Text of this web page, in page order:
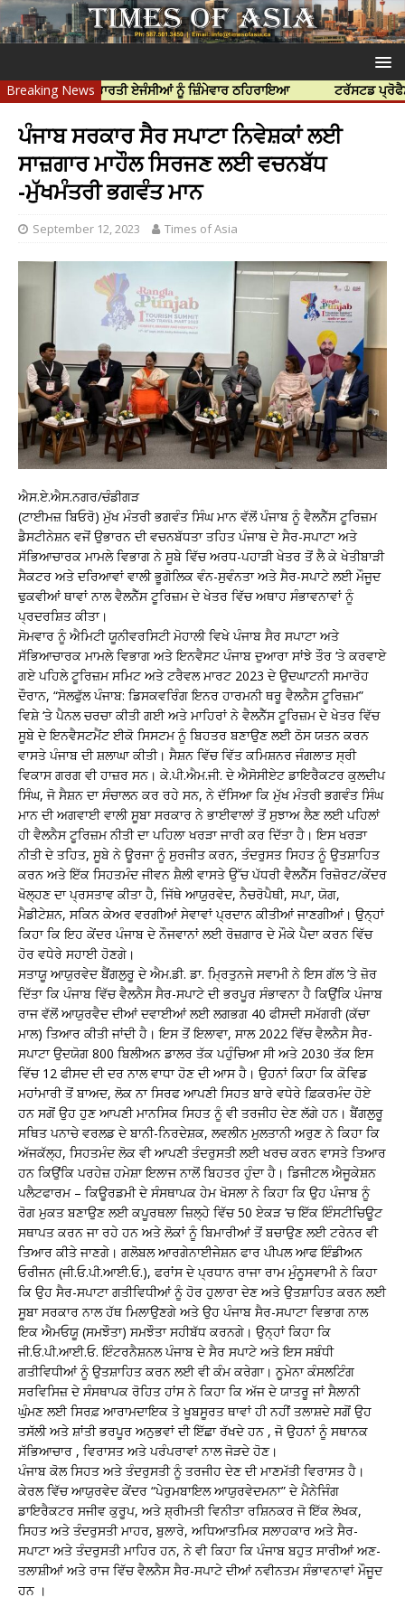
Breaking News
ਲਈ ਭਾਰਤੀ ਏਜੰਸੀਆਂ ਨੂੰ ਜ਼ਿੰਮੇਵਾਰ ਠਹਿਰਾਇਆ ਟਰੱਸਟਡ ਪ੍ਰੋਫੈਸ਼ਨਲ ਸੈਂਟਰ
ਪੰਜਾਬ ਸਰਕਾਰ ਸੈਰ ਸਪਾਟਾ ਨਿਵੇਸ਼ਕਾਂ ਲਈ
ਸਾਜ਼ਗਾਰ ਮਾਹੌਲ ਸਿਰਜਣ ਲਈ ਵਚਨਬੱਧ
-ਮੁੱਖਮੰਤਰੀ ਭਗਵੰਤ ਮਾਨ
September 12, 2023 Times of Asia
ਐਸ.ਏ.ਐਸ.ਨਗਰ/ਚੰਡੀਗੜ
(ਟਾਈਮਜ਼ ਬਿਓਰੋ) ਮੁੱਖ ਮੰਤਰੀ ਭਗਵੰਤ ਸਿੰਘ ਮਾਨ ਵੱਲੋਂ ਪੰਜਾਬ ਨੂੰ ਵੈਲਨੈੱਸ ਟੂਰਿਜ਼ਮ
ਡੈਸਟੀਨੇਸ਼ਨ ਵਜੋਂ ਉਭਾਰਨ ਦੀ ਵਚਨਬੱਧਤਾ ਤਹਿਤ ਪੰਜਾਬ ਦੇ ਸੈਰ-ਸਪਾਟਾ ਅਤੇ
ਸੱਭਿਆਚਾਰਕ ਮਾਮਲੇ ਵਿਭਾਗ ਨੇ ਸੂਬੇ ਵਿੱਚ ਅਰਧ-ਪਹਾੜੀ ਖੇਤਰ ਤੋਂ ਲੈ ਕੇ ਖੇਤੀਬਾੜੀ
ਸੈਕਟਰ ਅਤੇ ਦਰਿਆਵਾਂ ਵਾਲੀ ਭੂਗੋਲਿਕ ਵੰਨ-ਸੁਵੰਨਤਾ ਅਤੇ ਸੈਰ-ਸਪਾਟੇ ਲਈ ਮੌਜੂਦ
ਢੁਕਵੀਆਂ ਥਾਵਾਂ ਨਾਲ ਵੈਲਨੈੱਸ ਟੂਰਿਜ਼ਮ ਦੇ ਖੇਤਰ ਵਿੱਚ ਅਥਾਹ ਸੰਭਾਵਨਾਵਾਂ ਨੂੰ
ਪ੍ਰਦਰਸ਼ਿਤ ਕੀਤਾ।
ਸੋਮਵਾਰ ਨੂੰ ਐਮਿਟੀ ਯੂਨੀਵਰਸਿਟੀ ਮੋਹਾਲੀ ਵਿਖੇ ਪੰਜਾਬ ਸੈਰ ਸਪਾਟਾ ਅਤੇ
ਸੱਭਿਆਚਾਰਕ ਮਾਮਲੇ ਵਿਭਾਗ ਅਤੇ ਇਨਵੈਸਟ ਪੰਜਾਬ ਦੁਆਰਾ ਸਾਂਝੇ ਤੌਰ ‘ਤੇ ਕਰਵਾਏ
ਗਏ ਪਹਿਲੇ ਟੂਰਿਜ਼ਮ ਸਮਿਟ ਅਤੇ ਟਰੈਵਲ ਮਾਰਟ 2023 ਦੇ ਉਦਘਾਟਨੀ ਸਮਾਰੋਹ
ਦੌਰਾਨ, “ਸੋਲਫੁੱਲ ਪੰਜਾਬ: ਡਿਸਕਵਰਿੰਗ ਇਨਰ ਹਾਰਮਨੀ ਥਰੂ ਵੈਲਨੈਸ ਟੂਰਿਜ਼ਮ”
ਵਿਸ਼ੇ ‘ਤੇ ਪੈਨਲ ਚਰਚਾ ਕੀਤੀ ਗਈ ਅਤੇ ਮਾਹਿਰਾਂ ਨੇ ਵੈਲਨੈੱਸ ਟੂਰਿਜ਼ਮ ਦੇ ਖੇਤਰ ਵਿੱਚ
ਸੂਬੇ ਦੇ ਇਨਵੈਸਟਮੈਂਟ ਈਕੋ ਸਿਸਟਮ ਨੂੰ ਬਿਹਤਰ ਬਣਾਉਣ ਲਈ ਠੋਸ ਯਤਨ ਕਰਨ
ਵਾਸਤੇ ਪੰਜਾਬ ਦੀ ਸ਼ਲਾਘਾ ਕੀਤੀ। ਸੈਸ਼ਨ ਵਿੱਚ ਵਿੱਤ ਕਮਿਸ਼ਨਰ ਜੰਗਲਾਤ ਸ੍ਰੀ
ਵਿਕਾਸ ਗਰਗ ਵੀ ਹਾਜ਼ਰ ਸਨ। ਕੇ.ਪੀ.ਐਮ.ਜੀ. ਦੇ ਐਸੋਸੀਏਟ ਡਾਇਰੈਕਟਰ ਕੁਲਦੀਪ
ਸਿੰਘ, ਜੋ ਸੈਸ਼ਨ ਦਾ ਸੰਚਾਲਨ ਕਰ ਰਹੇ ਸਨ, ਨੇ ਦੱਸਿਆ ਕਿ ਮੁੱਖ ਮੰਤਰੀ ਭਗਵੰਤ ਸਿੰਘ
ਮਾਨ ਦੀ ਅਗਵਾਈ ਵਾਲੀ ਸੂਬਾ ਸਰਕਾਰ ਨੇ ਭਾਈਵਾਲਾਂ ਤੋਂ ਸੁਝਾਅ ਲੈਣ ਲਈ ਪਹਿਲਾਂ
ਹੀ ਵੈਲਨੈਸ ਟੂਰਿਜ਼ਮ ਨੀਤੀ ਦਾ ਪਹਿਲਾ ਖਰੜਾ ਜਾਰੀ ਕਰ ਦਿੱਤਾ ਹੈ। ਇਸ ਖਰੜਾ
ਨੀਤੀ ਦੇ ਤਹਿਤ, ਸੂਬੇ ਨੇ ਊਰਜਾ ਨੂੰ ਸੁਰਜੀਤ ਕਰਨ, ਤੰਦਰੁਸਤ ਸਿਹਤ ਨੂੰ ਉਤਸ਼ਾਹਿਤ
ਕਰਨ ਅਤੇ ਇੱਕ ਸਿਹਤਮੰਦ ਜੀਵਨ ਸ਼ੈਲੀ ਵਾਸਤੇ ਉੱਚ ਪੱਧਰੀ ਵੈਲਨੈੱਸ ਰਿਜ਼ੋਰਟ/ਕੇਂਦਰ
ਖੋਲ੍ਹਣ ਦਾ ਪ੍ਰਸਤਾਵ ਕੀਤਾ ਹੈ, ਜਿੱਥੇ ਆਯੁਰਵੇਦ, ਨੈਚਰੋਪੈਥੀ, ਸਪਾ, ਯੋਗ,
ਮੈਡੀਟੇਸ਼ਨ, ਸਕਿਨ ਕੇਅਰ ਵਰਗੀਆਂ ਸੇਵਾਵਾਂ ਪ੍ਰਦਾਨ ਕੀਤੀਆਂ ਜਾਣਗੀਆਂ। ਉਨ੍ਹਾਂ
ਕਿਹਾ ਕਿ ਇਹ ਕੇਂਦਰ ਪੰਜਾਬ ਦੇ ਨੌਜਵਾਨਾਂ ਲਈ ਰੋਜ਼ਗਾਰ ਦੇ ਮੌਕੇ ਪੈਦਾ ਕਰਨ ਵਿੱਚ
ਹੋਰ ਵਧੇਰੇ ਸਹਾਈ ਹੋਣਗੇ।
ਸਤਾਯੂ ਆਯੁਰਵੇਦ ਬੈਂਗਲੁਰੂ ਦੇ ਐਮ.ਡੀ. ਡਾ. ਮ੍ਰਿਤੁਨਜੇ ਸਵਾਮੀ ਨੇ ਇਸ ਗੱਲ ’ਤੇ ਜ਼ੋਰ
ਦਿੱਤਾ ਕਿ ਪੰਜਾਬ ਵਿੱਚ ਵੈਲਨੈਸ ਸੈਰ-ਸਪਾਟੇ ਦੀ ਭਰਪੂਰ ਸੰਭਾਵਨਾ ਹੈ ਕਿਉਂਕਿ ਪੰਜਾਬ
ਰਾਜ ਵੱਲੋਂ ਆਯੁਰਵੈਦ ਦੀਆਂ ਦਵਾਈਆਂ ਲਈ ਲਗਭਗ 40 ਫੀਸਦੀ ਸਮੱਗਰੀ (ਕੱਚਾ
ਮਾਲ) ਤਿਆਰ ਕੀਤੀ ਜਾਂਦੀ ਹੈ। ਇਸ ਤੋਂ ਇਲਾਵਾ, ਸਾਲ 2022 ਵਿੱਚ ਵੈਲਨੈਸ ਸੈਰ-
ਸਪਾਟਾ ਉਦਯੋਗ 800 ਬਿਲੀਅਨ ਡਾਲਰ ਤੱਕ ਪਹੁੰਚਿਆ ਸੀ ਅਤੇ 2030 ਤੱਕ ਇਸ
ਵਿੱਚ 12 ਫੀਸਦ ਦੀ ਦਰ ਨਾਲ ਵਾਧਾ ਹੋਣ ਦੀ ਆਸ ਹੈ। ਉਹਨਾਂ ਕਿਹਾ ਕਿ ਕੋਵਿਡ
ਮਹਾਂਮਾਰੀ ਤੋਂ ਬਾਅਦ, ਲੋਕ ਨਾ ਸਿਰਫ ਆਪਣੀ ਸਿਹਤ ਬਾਰੇ ਵਧੇਰੇ ਫ਼ਿਕਰਮੰਦ ਹੋਏ
ਹਨ ਸਗੋਂ ਉਹ ਹੁਣ ਆਪਣੀ ਮਾਨਸਿਕ ਸਿਹਤ ਨੂੰ ਵੀ ਤਰਜੀਹ ਦੇਣ ਲੱਗੇ ਹਨ। ਬੈਂਗਲੁਰੂ
ਸਥਿਤ ਪਨਾਚੇ ਵਰਲਡ ਦੇ ਬਾਨੀ-ਨਿਰਦੇਸ਼ਕ, ਲਵਲੀਨ ਮੁਲਤਾਨੀ ਅਰੁਣ ਨੇ ਕਿਹਾ ਕਿ
ਅੱਜਕੱਲ੍ਹ, ਸਿਹਤਮੰਦ ਲੋਕ ਵੀ ਆਪਣੀ ਤੰਦਰੁਸਤੀ ਲਈ ਖਰਚ ਕਰਨ ਵਾਸਤੇ ਤਿਆਰ
ਹਨ ਕਿਉਂਕਿ ਪਰਹੇਜ਼ ਹਮੇਸ਼ਾ ਇਲਾਜ ਨਾਲੋਂ ਬਿਹਤਰ ਹੁੰਦਾ ਹੈ। ਡਿਜੀਟਲ ਐਜੂਕੇਸ਼ਨ
ਪਲੈਟਫਾਰਮ – ਕਿਊਰਡਮੀ ਦੇ ਸੰਸਥਾਪਕ ਹੇਮ ਖੋਸਲਾ ਨੇ ਕਿਹਾ ਕਿ ਉਹ ਪੰਜਾਬ ਨੂੰ
ਰੋਗ ਮੁਕਤ ਬਣਾਉਣ ਲਈ ਕਪੂਰਥਲਾ ਜ਼ਿਲ੍ਹੇ ਵਿੱਚ 50 ਏਕੜ ’ਚ ਇੱਕ ਇੰਸਟੀਚਿਊਟ
ਸਥਾਪਤ ਕਰਨ ਜਾ ਰਹੇ ਹਨ ਅਤੇ ਲੋਕਾਂ ਨੂੰ ਬਿਮਾਰੀਆਂ ਤੋਂ ਬਚਾਉਣ ਲਈ ਟਰੇਨਰ ਵੀ
ਤਿਆਰ ਕੀਤੇ ਜਾਣਗੇ। ਗਲੋਬਲ ਆਰਗੇਨਾਈਜੇਸ਼ਨ ਫਾਰ ਪੀਪਲ ਆਫ ਇੰਡੀਅਨ
ਓਰੀਜਨ (ਜੀ.ਓ.ਪੀ.ਆਈ.ਓ.), ਫਰਾਂਸ ਦੇ ਪ੍ਰਧਾਨ ਰਾਜਾ ਰਾਮ ਮੁੰਨੂਸਵਾਮੀ ਨੇ ਕਿਹਾ
ਕਿ ਉਹ ਸੈਰ-ਸਪਾਟਾ ਗਤੀਵਿਧੀਆਂ ਨੂੰ ਹੋਰ ਹੁਲਾਰਾ ਦੇਣ ਅਤੇ ਉਤਸ਼ਾਹਿਤ ਕਰਨ ਲਈ
ਸੂਬਾ ਸਰਕਾਰ ਨਾਲ ਹੱਥ ਮਿਲਾਉਣਗੇ ਅਤੇ ਉਹ ਪੰਜਾਬ ਸੈਰ-ਸਪਾਟਾ ਵਿਭਾਗ ਨਾਲ
ਇਕ ਐਮਓਯੂ (ਸਮਝੌਤਾ) ਸਮਝੌਤਾ ਸਹੀਬੱਧ ਕਰਨਗੇ। ਉਨ੍ਹਾਂ ਕਿਹਾ ਕਿ
ਜੀ.ਓ.ਪੀ.ਆਈ.ਓ. ਇੰਟਰਨੈਸ਼ਨਲ ਪੰਜਾਬ ਦੇ ਸੈਰ ਸਪਾਟੇ ਅਤੇ ਇਸ ਸਬੰਧੀ
ਗਤੀਵਿਧੀਆਂ ਨੂੰ ਉਤਸ਼ਾਹਿਤ ਕਰਨ ਲਈ ਵੀ ਕੰਮ ਕਰੇਗਾ। ਨੂਮੇਨਾ ਕੰਸਲਟਿੰਗ
ਸਰਵਿਸਿਜ਼ ਦੇ ਸੰਸਥਾਪਕ ਰੋਹਿਤ ਹਾਂਸ ਨੇ ਕਿਹਾ ਕਿ ਅੱਜ ਦੇ ਯਾਤਰੂ ਜਾਂ ਸੈਲਾਨੀ
ਘੁੰਮਣ ਲਈ ਸਿਰਫ਼ ਆਰਾਮਦਾਇਕ ਤੇ ਖੂਬਸੂਰਤ ਥਾਵਾਂ ਹੀ ਨਹੀਂ ਤਲਾਸ਼ਦੇ ਸਗੋਂ ਉਹ
ਤਸੱਲੀ ਅਤੇ ਸ਼ਾਂਤੀ ਭਰਪੂਰ ਅਨੁਭਵਾਂ ਦੀ ਇੱਛਾ ਰੱਖਦੇ ਹਨ , ਜੋ ਉਹਨਾਂ ਨੂੰ ਸਥਾਨਕ
ਸੱਭਿਆਚਾਰ , ਵਿਰਾਸਤ ਅਤੇ ਪਰੰਪਰਾਵਾਂ ਨਾਲ ਜੋੜਦੇ ਹੋਣ।
ਪੰਜਾਬ ਕੋਲ ਸਿਹਤ ਅਤੇ ਤੰਦਰੁਸਤੀ ਨੂੰ ਤਰਜੀਹ ਦੇਣ ਦੀ ਮਾਣਮੱਤੀ ਵਿਰਾਸਤ ਹੈ।
ਕੇਰਲ ਵਿੱਚ ਆਯੁਰਵੇਦ ਕੇਂਦਰ “ਪੇਰੁਮਬਾਇਲ ਆਯੁਰਵੇਦਮਨਾ” ਦੇ ਮੈਨੇਜਿੰਗ
ਡਾਇਰੈਕਟਰ ਸਜੀਵ ਕੁਰੂਪ, ਅਤੇ ਸ਼੍ਰੀਮਤੀ ਵਿਨੀਤਾ ਰਸ਼ਿਨਕਰ ਜੋ ਇੱਕ ਲੇਖਕ,
ਸਿਹਤ ਅਤੇ ਤੰਦਰੁਸਤੀ ਮਾਹਰ, ਬੁਲਾਰੇ, ਅਧਿਆਤਮਿਕ ਸਲਾਹਕਾਰ ਅਤੇ ਸੈਰ-
ਸਪਾਟਾ ਅਤੇ ਤੰਦਰੁਸਤੀ ਮਾਹਿਰ ਹਨ, ਨੇ ਵੀ ਕਿਹਾ ਕਿ ਪੰਜਾਬ ਬਹੁਤ ਸਾਰੀਆਂ ਅਣ-
ਤਲਾਸ਼ੀਆਂ ਅਤੇ ਰਾਜ ਵਿੱਚ ਵੈਲਨੈਸ ਸੈਰ-ਸਪਾਟੇ ਦੀਆਂ ਨਵੀਨਤਮ ਸੰਭਾਵਨਾਵਾਂ ਮੌਜੂਦ
ਹਨ ।